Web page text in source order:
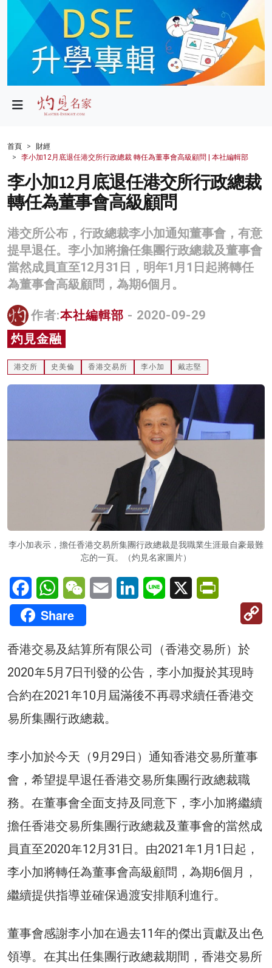
政局
財經
生活
健康
商業
科技
影片
名家榜
灼見活動
關於我們
首頁
財經
李小加12月底退任港交所行政總裁 轉任為董事會高級顧問 | 本社編輯部
李小加12月底退任港交所行政總裁
轉任為董事會高級顧問
港交所公布，行政總裁李小加通知董事會，有意
提早退任。李小加將擔任集團行政總裁及董事會
當然成員直至12月31日，明年1月1日起將轉任
為董事會高級顧問，為期6個月。
作者:本社編輯部 - 2020-09-29
灼見金融
港交所 史美倫 香港交易所 李小加 戴志堅
李小加表示，擔任香港交易所集團行政總裁是我職業生涯最自豪最難
忘的一頁。（灼見名家圖片）
FacebookWhatsAppWeChatEmail LinkedInLine X
Share
香港交易及結算所有限公司（香港交易所）於
2020年5月7日刊發的公告，李小加擬於其現時
合約在2021年10月屆滿後不再尋求續任香港交
易所集團行政總裁。
李小加於今天（9月29日）通知香港交易所董事
會，希望提早退任香港交易所集團行政總裁職
務。在董事會全面支持及同意下，李小加將繼續
擔任香港交易所集團行政總裁及董事會的當然成
員直至2020年12月31日。由2021年1月1日起，
李小加將轉任為董事會高級顧問，為期6個月，
繼續提供指導並確保過渡安排順利進行。
董事會感謝李小加在過去11年的傑出貢獻及出色
領導。在其出任集團行政總裁期間，香港交易所